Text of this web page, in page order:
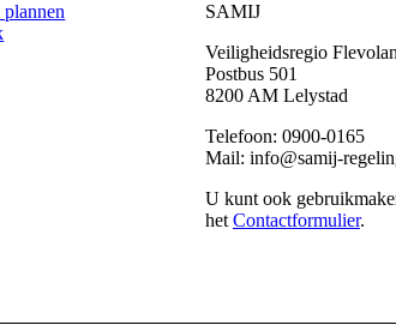
SAMIJ
Veiligheidsregio
Postbus 501
8200 AM Lelystad
Telefoon: 0900-0165
Mail: info@samij-
U kunt ook
het Contactformulier.